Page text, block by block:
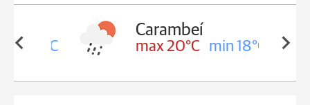
18°C
Carambeí
max 20°C min 18°C